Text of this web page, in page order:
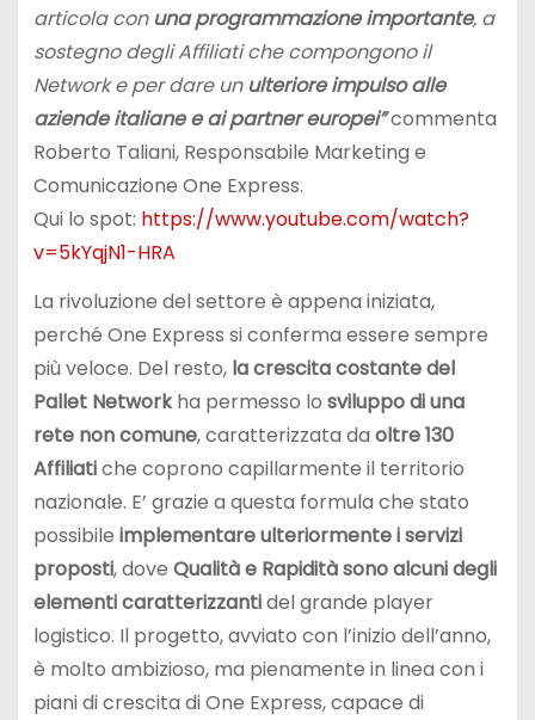
articola con una programmazione importante, a
sostegno degli Affiliati che compongono il
Network e per dare un ulteriore impulso alle
aziende italiane e ai partner europei”commenta
Roberto Taliani, Responsabile Marketing e
Comunicazione One Express.
Qui lo spot: https://www.youtube.com/watch?
v=5kYqjN1-HRA
La rivoluzione del settore è appena iniziata,
perché One Express si conferma essere sempre
più veloce. Del resto, la crescita costante del
Pallet Networkha permesso lo sviluppo di una
rete non comune, caratterizzata da oltre 130
Affiliatiche coprono capillarmente il territorio
nazionale. E’ grazie a questa formula che stato
possibile implementare ulteriormente i servizi
proposti, dove Qualità e Rapidità sonoalcuni degli
elementi caratterizzantidel grande player
logistico. Il progetto, avviato con l’inizio dell’anno,
è molto ambizioso, ma pienamente in linea con i
piani di crescita di One Express, capace di